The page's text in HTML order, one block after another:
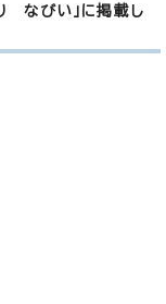
なびい」に掲載し